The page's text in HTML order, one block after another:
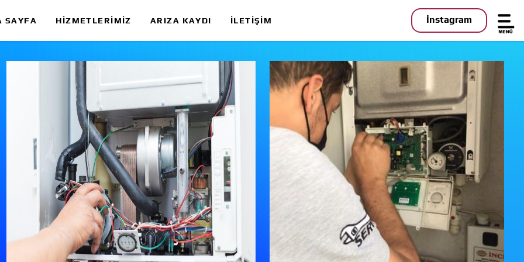
SAYFA HIZMETLERIMIZ ARIZA KAYDI İLETIŞIM İnstagram